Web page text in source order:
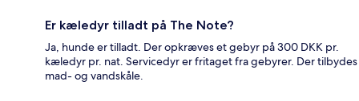
Er kæledyr tilladt på The Note?
Ja, hunde er tilladt. Der opkræves et gebyr på 300 DKK pr.
kæledyr pr. nat. Servicedyr er fritaget fra gebyrer. Der tilbydes
mad- og vandskåle.